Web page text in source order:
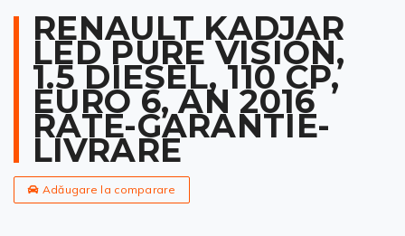
RENAULT KADJAR
LED PURE VISION,
1.5 DIESEL, 110 CP,
EURO 6, AN 2016
RATE-GARANTIE-
LIVRARE
Adăugare la comparare